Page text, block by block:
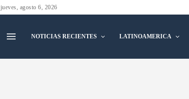
jueves, agosto 6, 2026
NOTICIAS RECIENTES LATINOAMERICA